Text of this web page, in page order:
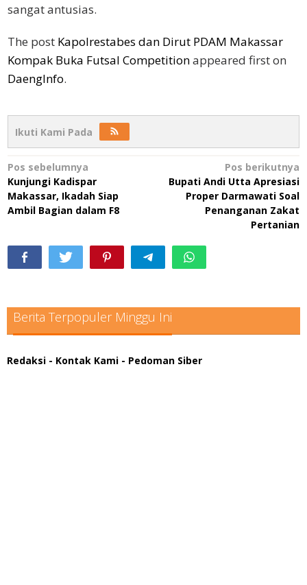
sangat antusias.
The post Kapolrestabes dan Dirut PDAM Makassar
Kompak Buka Futsal Competitionappeared first on
DaengInfo.
Ikuti Kami Pada
Navigasi
pos
Pos sebelumnya
Kunjungi Kadispar
Makassar, Ikadah Siap
Ambil Bagian dalam F8
Pos berikutnya
Bupati Andi Utta Apresiasi
Proper Darmawati Soal
Penanganan Zakat
Pertanian
Berita Terpopuler Minggu Ini
Redaksi - Kontak Kami - Pedoman Siber